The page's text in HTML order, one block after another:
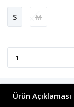
S M
Ürün Açıklaması